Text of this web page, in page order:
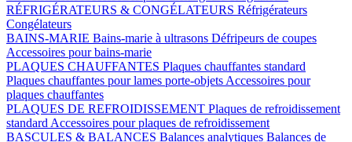
RÉFRIGÉRATEURS & CONGÉLATEURS Réfrigérateurs
Congélateurs
BAINS-MARIE Bains-marie à ultrasons Défripeurs de coupes
Accessoires pour bains-marie
PLAQUES CHAUFFANTES Plaques chauffantes standard
Plaques chauffantes pour lames porte-objets Accessoires pour
plaques chauffantes
PLAQUES DE REFROIDISSEMENT Plaques de refroidissement
standard Accessoires pour plaques de refroidissement
BASCULES & BALANCES Balances analytiques Balances de